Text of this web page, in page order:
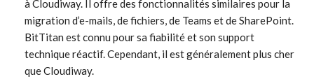
à Cloudiway. Il offre des fonctionnalités similaires pour la
migration d’e-mails, de fichiers, de Teams et de SharePoint.
BitTitan est connu pour sa fiabilité et son support
technique réactif. Cependant, il est généralement plus cher
que Cloudiway.